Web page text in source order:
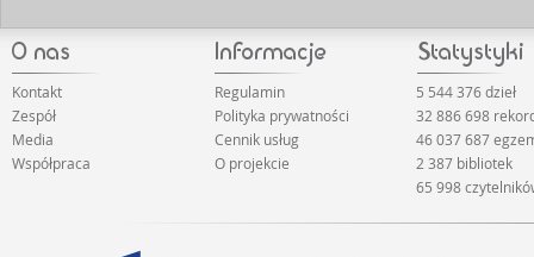
Kontakt
Zespół
Media
Współpraca
Regulamin
Polityka prywatności
Cennik usług
O projekcie
5 544 376 dzieł
32 886 698
46 037 687
2 387 bibliotek
65 998